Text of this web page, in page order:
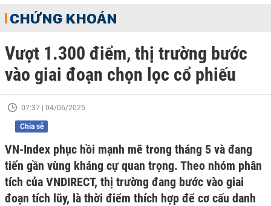
CHỨNG KHOÁN
Vượt 1.300 điểm, thị trường bước
vào giai đoạn chọn lọc cổ phiếu
07:37 | 04/06/2025
Chia sẻ
VN-Index phục hồi mạnh mẽ trong tháng 5 và đang
tiến gần vùng kháng cự quan trọng. Theo nhóm phân
tích của VNDIRECT, thị trường đang bước vào giai
đoạn tích lũy, là thời điểm thích hợp để cơ cấu danh